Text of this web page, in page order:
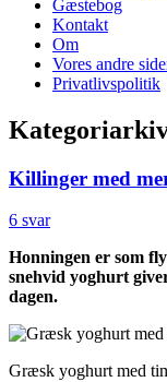
Gæstebog
Kontakt
Om
Vores andre
Privatlivspolitik
Killinger med
6 svar
Honningen er som
snehvid yoghurt
dagen.
Græsk yoghurt med